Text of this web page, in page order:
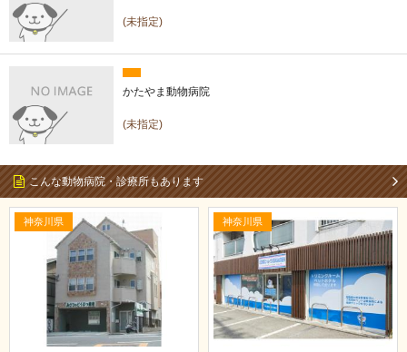
(未指定)
かたやま動物病院
(未指定)
こんな動物病院・診療所もあります
神奈川県 神奈川県